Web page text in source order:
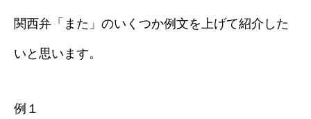
関西弁「また」のいくつか例文を上げて紹介した
いと思います。
例１